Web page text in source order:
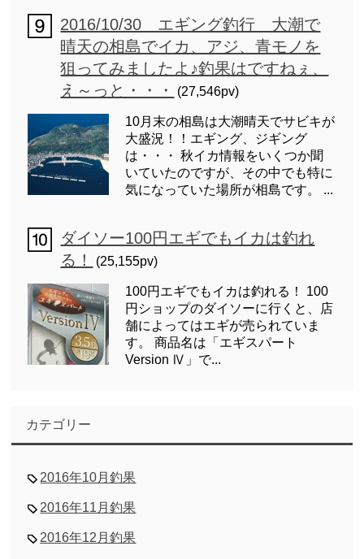
2016/10/30 エギング釣行 大潮で
晴天の相島でイカ、アジ、青モノを
狙ってみましたよ♪釣果はですねぇ、
え～っと・・・
(27,546pv)
10月末の相島は大潮晴天でサビキが
大盛況！！エギング、ジギング
は・・・ 秋イカ情報をいくつか聞
いていたのですが、その中でも特に
気になっていた場所が相島です。 ...
ダイソー100円エギでもイカは釣れ
る！
(25,155pv)
100円エギでもイカは釣れる！ 100
円ショップのダイソーに行くと、店
舗によってはエギが売られていま
す。 商品名は「エギスパート
Version Ⅳ」で...
カテゴリー
2016年10月釣果
2016年11月釣果
2016年12月釣果